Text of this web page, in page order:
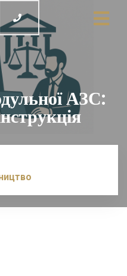
АЗС: